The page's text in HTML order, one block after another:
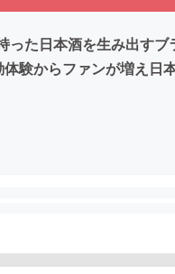
た日本酒を生み出す
からファンが増え日